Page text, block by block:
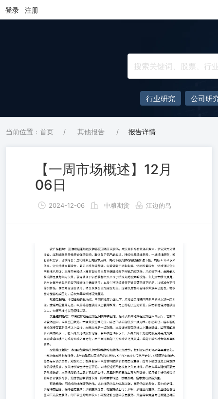
登录 注册
行业研究 公司研
当前位置：首页 / 其他报告 / 报告详情
【一周市场概述】12月
06日
2024-12-06 中粮期货 江边的鸟